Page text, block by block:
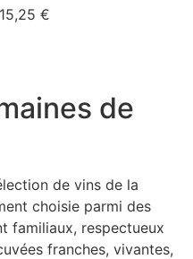
15,25€
de
de vins de la
choisie parmi des
familiaux, respectueux
franches, vivantes,